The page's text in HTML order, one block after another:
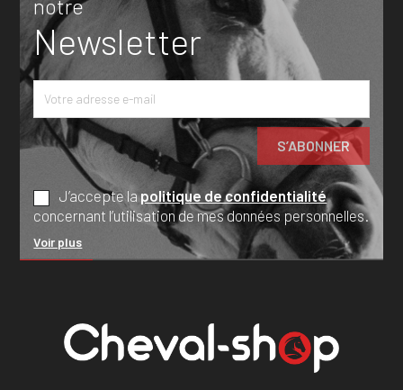
notre
Newsletter
J’accepte lapolitique de confidentialité
concernant l’utilisation de mes données personnelles.
Voir plus